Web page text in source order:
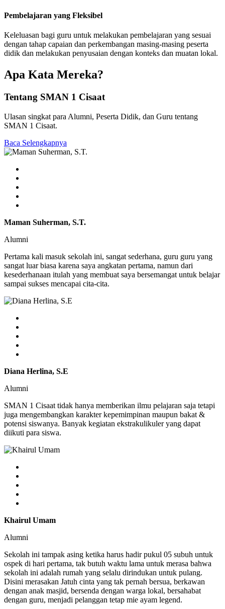
Pembelajaran yang Fleksibel
Keleluasan bagi guru untuk melakukan pembelajaran yang sesuai
dengan tahap capaian dan perkembangan masing-masing peserta
didik dan melakukan penyusaian dengan konteks dan muatan lokal.
Apa Kata Mereka?
Tentang SMAN 1 Cisaat
Ulasan singkat para Alumni, Peserta Didik, dan Guru tentang
SMAN 1 Cisaat.
Baca Selengkapnya
Maman Suherman, S.T.
Alumni
Pertama kali masuk sekolah ini, sangat sederhana, guru guru yang
sangat luar biasa karena saya angkatan pertama, namun dari
kesederhanaan itulah yang membuat saya bersemangat untuk belajar
sampai sukses mencapai cita-cita.
Diana Herlina, S.E
Alumni
SMAN 1 Cisaat tidak hanya memberikan ilmu pelajaran saja tetapi
juga mengembangkan karakter kepemimpinan maupun bakat &
potensi siswanya. Banyak kegiatan ekstrakulikuler yang dapat
diikuti para siswa.
Khairul Umam
Alumni
Sekolah ini tampak asing ketika harus hadir pukul 05 subuh untuk
ospek di hari pertama, tak butuh waktu lama untuk merasa bahwa
sekolah ini adalah rumah yang selalu dirindukan untuk pulang.
Disini merasakan Jatuh cinta yang tak pernah bersua, berkawan
dengan anak masjid, bersenda dengan warga lokal, bersahabat
dengan guru, menjadi pelanggan tetap mie ayam legend.